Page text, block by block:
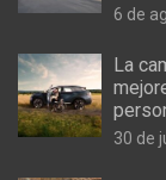
6 de
La
30 de